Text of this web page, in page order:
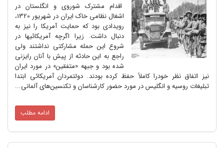
اقدام مشترک شوروی و انگلستان در
اشغال نظامی خاک ایران در شهریور 1320،
رویدادی بود که حمایت آمریکا را نیز به
دنبال داشت. زیرا اگرچه آمریکائیها در
شروع این حمله مشارکتی نداشتند ولی
راجع به این حادثه از پیش با آنان رایزنی
شده بود و جبهه «متفقین» در مورد ایران
نیز اتفاق نظر خودرا کاملاً حفظ کرده بودند. دولتمردان آمریکائی ابتدا
تبلیغات روسیه و انگلیس در مورد حضور کارشناسان و تکنسین‌های آلمانی...
ادامه مطلب